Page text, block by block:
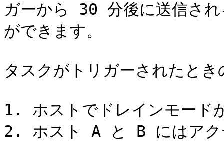
ガーから 30 分後に送信さ
ができます。
タスクがトリガーされたと
1. ホストでドレインモード
2. ホスト A と B にはアク